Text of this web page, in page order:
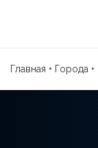
Главная • Города •